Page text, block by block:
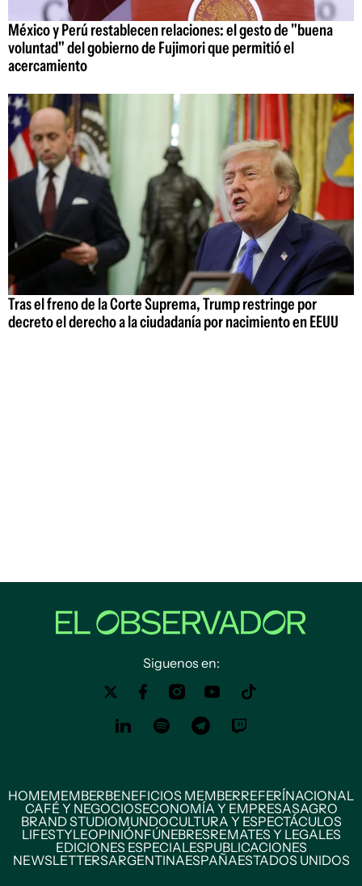
México y Perú restablecen relaciones: el gesto de "buena
voluntad" del gobierno de Fujimori que permitió el
acercamiento
Tras el freno de la Corte Suprema, Trump restringe por
decreto el derecho a la ciudadanía por nacimiento en EEUU
Siguenos en:
HOMEMEMBERBENEFICIOS MEMBERREFERÍNACIONAL
CAFÉ Y NEGOCIOSECONOMÍA Y EMPRESASAGRO
BRAND STUDIOMUNDOCULTURA Y ESPECTÁCULOS
LIFESTYLEOPINIÓNFÚNEBRESREMATES Y LEGALES
EDICIONES ESPECIALESPUBLICACIONES
NEWSLETTERSARGENTINAESPAÑAESTADOS UNIDOS